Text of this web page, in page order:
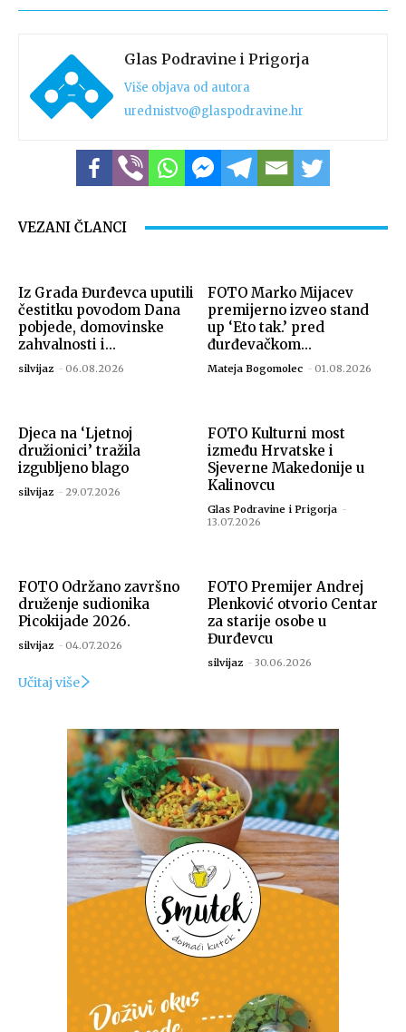
Glas Podravine i Prigorja
Više objava od autora
urednistvo@glaspodravine.hr
VEZANI ČLANCI
Iz Grada Đurđevca uputili
čestitku povodom Dana
pobjede, domovinske
zahvalnosti i...
silvijaz - 06.08.2026
FOTO Marko Mijacev
premijerno izveo stand
up ‘Eto tak.’ pred
đurđevačkom...
Mateja Bogomolec - 01.08.2026
Djeca na ‘Ljetnoj
družionici’ tražila
izgubljeno blago
silvijaz - 29.07.2026
FOTO Kulturni most
između Hrvatske i
Sjeverne Makedonije u
Kalinovcu
Glas Podravine i Prigorja -
13.07.2026
FOTO Održano završno
druženje sudionika
Picokijade 2026.
silvijaz - 04.07.2026
FOTO Premijer Andrej
Plenković otvorio Centar
za starije osobe u
Đurđevcu
silvijaz - 30.06.2026
Učitaj više